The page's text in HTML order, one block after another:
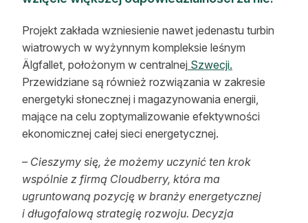
Prenumerata
Reklama
Zostań autorem
Archiwum
Projekt zakłada wzniesienie nawet jedenastu turbin
wiatrowych w wyżynnym kompleksie leśnym
Älgfallet, położonym w centralnej Szwecji.
Przewidziane są również rozwiązania w zakresie
energetyki słonecznej i magazynowania energii,
mające na celu zoptymalizowanie efektywności
ekonomicznej całej sieci energetycznej.
– Cieszymy się, że możemy uczynić ten krok
wspólnie z firmą Cloudberry, która ma
ugruntowaną pozycję w branży energetycznej
i długofalową strategię rozwoju. Decyzja